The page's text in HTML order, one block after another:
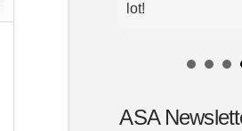
lot!
ASA